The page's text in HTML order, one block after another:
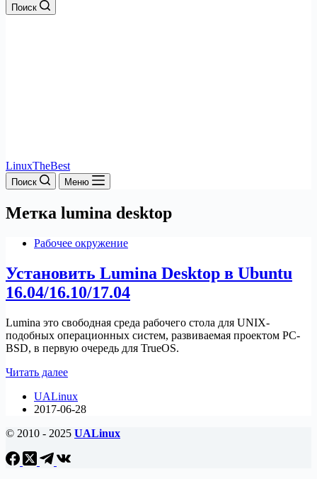
Поиск
LinuxTheBest
Поиск Меню
Метка lumina desktop
Рабочее окружение
Установить Lumina Desktop в Ubuntu
16.04/16.10/17.04
Lumina это свободная среда рабочего стола для UNIX-
подобных операционных систем, развиваемая проектом PC-
BSD, в первую очередь для TrueOS.
Читать далееУстановить
Desktop
в
16.04/16.10/17.04
UALinux
2017-06-28
© 2010 - 2025 UALinux